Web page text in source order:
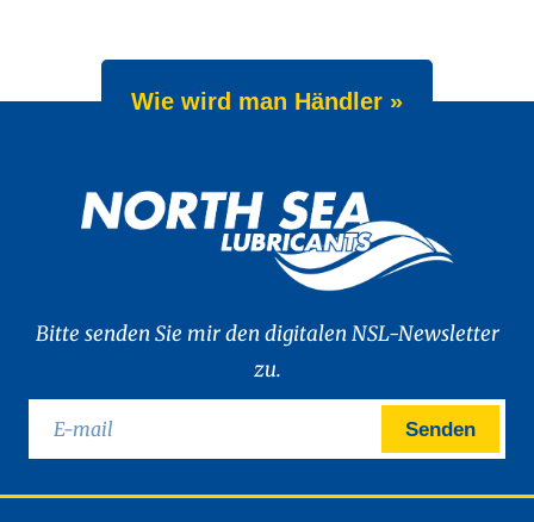
Wie wird man Händler »
Bitte senden Sie mir den digitalen NSL-Newsletter
zu.
Senden